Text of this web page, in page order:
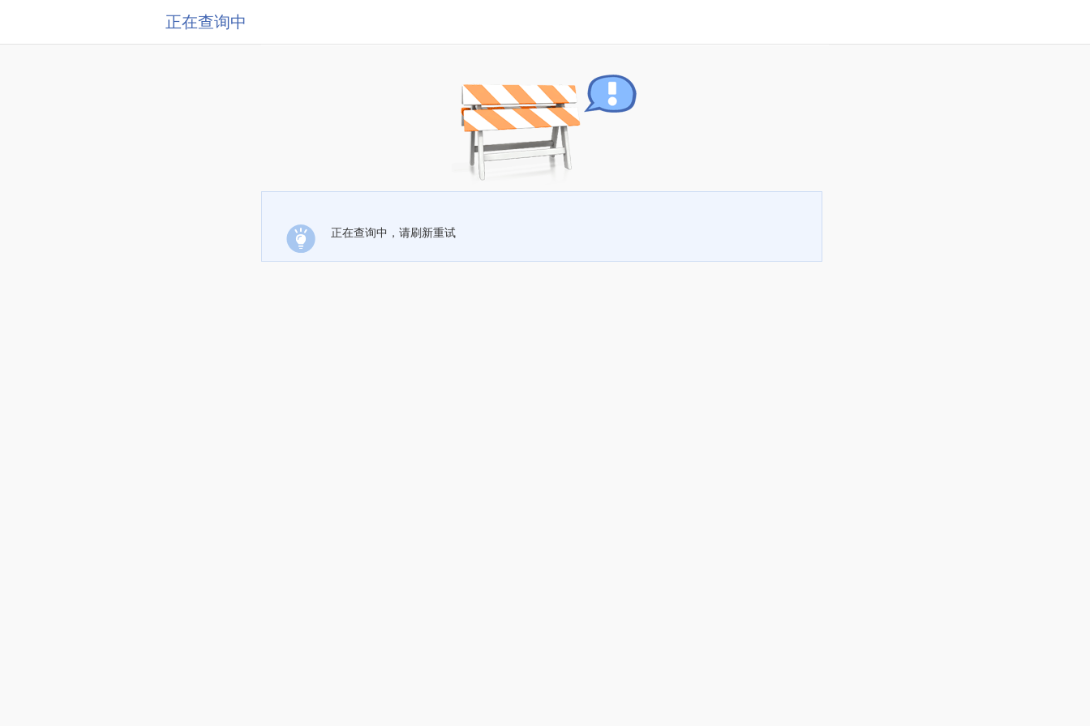
正在查询中
正在查询中，请刷新重试